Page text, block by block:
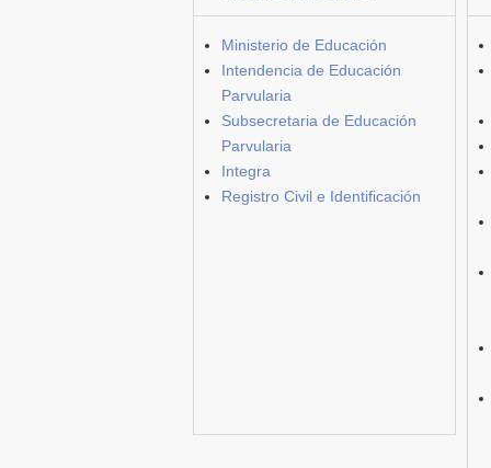
Ministerio de Educación
Intendencia de Educación
Parvularia
Subsecretaria de Educación
Parvularia
Integra
Registro Civil e Identificación